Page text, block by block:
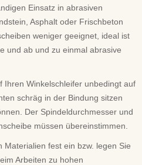
Einsatz in abrasiven
Asphalt oder Frischbeton
weniger geeignet, ideal ist
und ab und zu einmal abrasive
Ihren Winkelschleifer unbedingt auf
schräg in der Bindung sitzen
Der Spindeldurchmesser und
müssen übereinstimmen.
fest ein bzw. legen Sie
Arbeiten zu hohen